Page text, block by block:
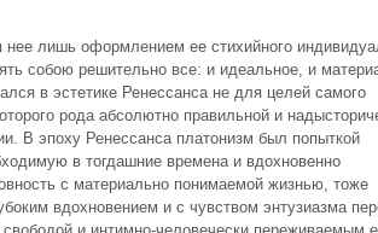
лишь оформлением ее стихийного
собою решительно все: и идеальное, и
в эстетике Ренессанса не для целей самого
рода абсолютно правильной и
В эпоху Ренессанса платонизм был попыткой
в тогдашние времена и вдохновенно
с материально понимаемой жизнью, тоже
вдохновением и с чувством энтузиазма